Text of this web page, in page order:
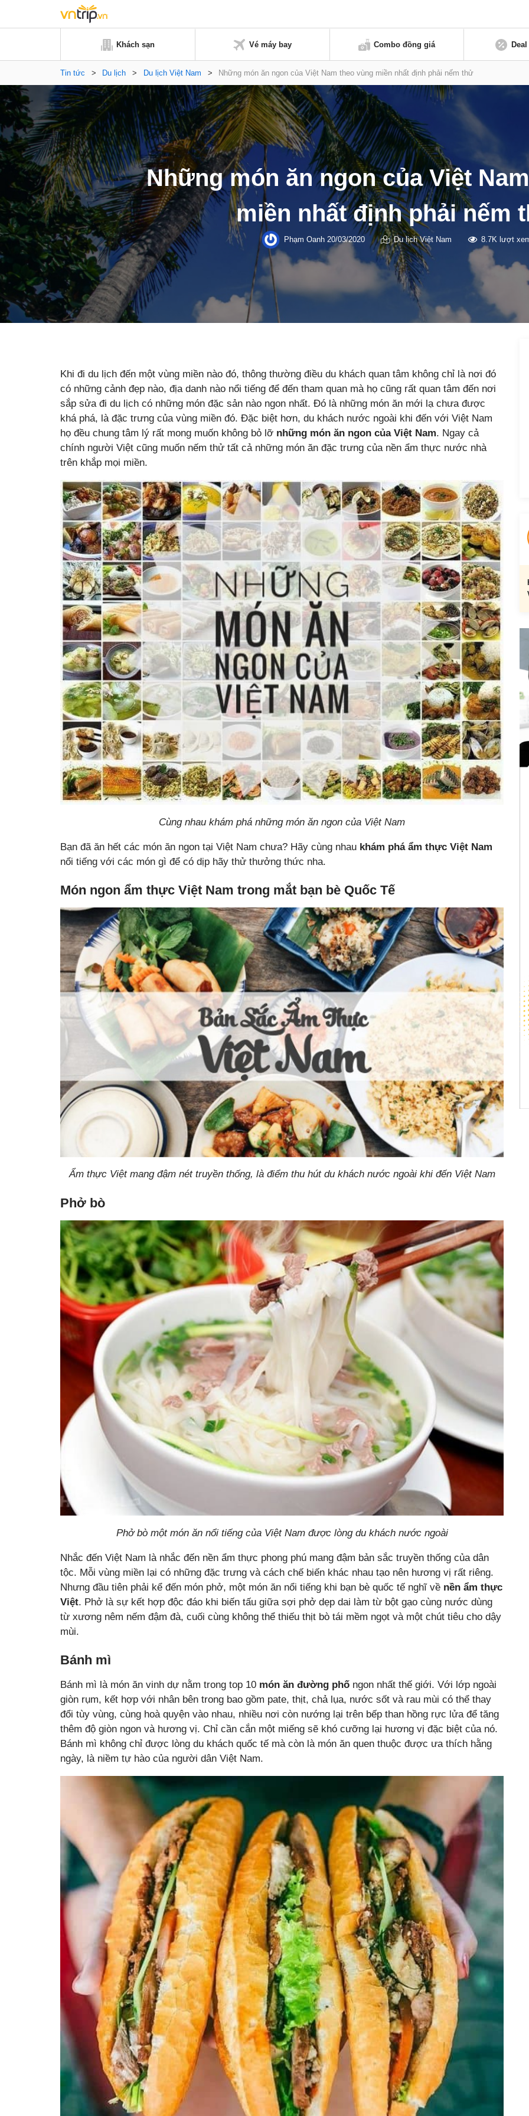
Khách sạn Vé máy bay Combo đồng giá
Tin tức > Du lịch > Du lịch Việt Nam > Những món ăn ngon của Việt Nam theo vùng miền nhất định phải nếm thử
Những món ăn ngon của Việt
miền nhất định phải nếm
Phạm Oanh20/03/2020 Du lịch Việt Nam 8.7K lượt
Khi đi du lịch đến một vùng miền nào đó, thông thường điều du khách quan tâm không chỉ là nơi đó
có những cảnh đẹp nào, địa danh nào nổi tiếng để đến tham quan mà họ cũng rất quan tâm đến nơi
sắp sửa đi du lịch có những món đặc sản nào ngon nhất. Đó là những món ăn mới lạ chưa được
khá phá, là đặc trưng của vùng miền đó. Đặc biệt hơn, du khách nước ngoài khi đến với Việt Nam
họ đều chung tâm lý rất mong muốn không bỏ lỡ những món ăn ngon của Việt Nam. Ngay cả
chính người Việt cũng muốn nếm thử tất cả những món ăn đặc trưng của nền ẩm thực nước nhà
trên khắp mọi miền.
Cùng nhau khám phá những món ăn ngon của Việt Nam
Bạn đã ăn hết các món ăn ngon tại Việt Nam chưa? Hãy cùng nhau khám phá ẩm thực Việt Nam
nổi tiếng với các món gì để có dịp hãy thử thưởng thức nha.
Món ngon ẩm thực Việt Nam trong mắt bạn bè Quốc Tế
Ẩm thực Việt mang đậm nét truyền thống, là điểm thu hút du khách nước ngoài khi đến Việt Nam
Phở bò
Phở bò một món ăn nổi tiếng của Việt Nam được lòng du khách nước ngoài
Nhắc đến Việt Nam là nhắc đến nền ẩm thực phong phú mang đậm bản sắc truyền thống của dân
tộc. Mỗi vùng miền lại có những đặc trưng và cách chế biến khác nhau tạo nên hương vị rất riêng.
Nhưng đầu tiên phải kể đến món phở, một món ăn nổi tiếng khi bạn bè quốc tế nghĩ về nền ẩm thực
Việt. Phở là sự kết hợp độc đáo khi biến tấu giữa sợi phở dẹp dai làm từ bột gạo cùng nước dùng
từ xương nêm nếm đậm đà, cuối cùng không thể thiếu thịt bò tái mềm ngọt và một chút tiêu cho dậy
mùi.
Bánh mì
Bánh mì là món ăn vinh dự nằm trong top 10 món ăn đường phố ngon nhất thế giới. Với lớp ngoài
giòn rụm, kết hợp với nhân bên trong bao gồm pate, thịt, chả lụa, nước sốt và rau mùi có thể thay
đổi tùy vùng, cùng hoà quyện vào nhau, nhiều nơi còn nướng lại trên bếp than hồng rực lửa để tăng
thêm độ giòn ngon và hương vị. Chỉ cần cắn một miếng sẽ khó cưỡng lại hương vị đặc biệt của nó.
Bánh mì không chỉ được lòng du khách quốc tế mà còn là món ăn quen thuộc được ưa thích hằng
ngày, là niềm tự hào của người dân Việt Nam.